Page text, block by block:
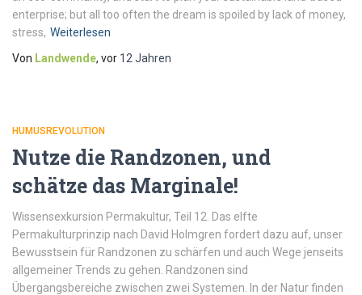
enterprise; but all too often the dream is spoiled by lack of money,
stress, Weiterlesen
Von Landwende, vor 12 Jahren
HUMUSREVOLUTION
Nutze die Randzonen, und
schätze das Marginale!
Wissensexkursion Permakultur, Teil 12. Das elfte
Permakulturprinzip nach David Holmgren fordert dazu auf, unser
Bewusstsein für Randzonen zu schärfen und auch Wege jenseits
allgemeiner Trends zu gehen. Randzonen sind
Übergangsbereiche zwischen zwei Systemen. In der Natur finden